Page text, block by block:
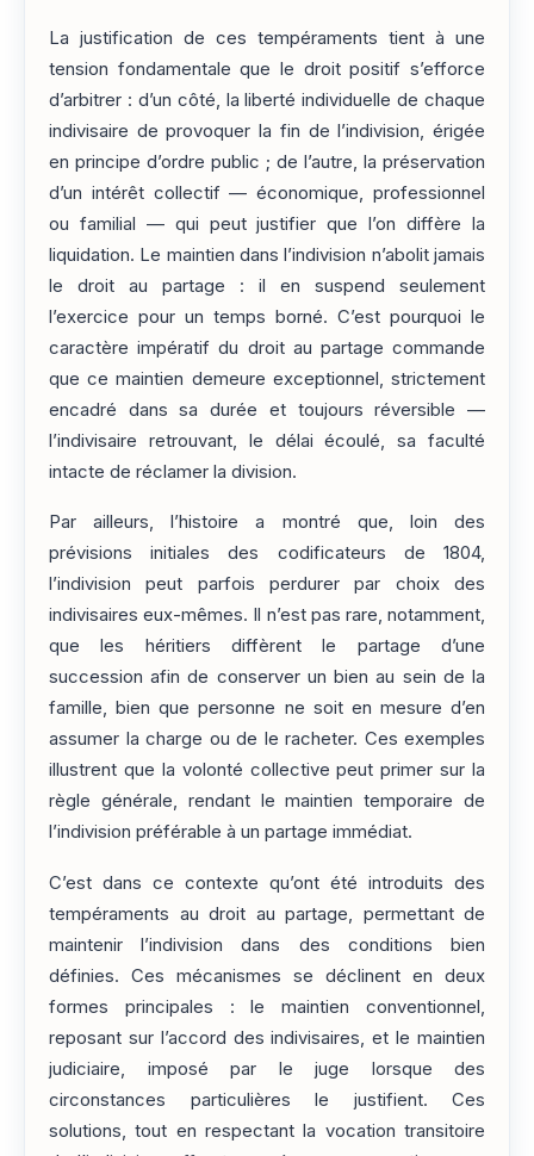
La justification de ces tempéraments tient à une
tension fondamentale que le droit positif s’efforce
d’arbitrer : d’un côté, la liberté individuelle de chaque
indivisaire de provoquer la fin de l’indivision, érigée
en principe d’ordre public ; de l’autre, la préservation
d’un intérêt collectif — économique, professionnel
ou familial — qui peut justifier que l’on diffère la
liquidation. Le maintien dans l’indivision n’abolit jamais
le droit au partage : il en suspend seulement
l’exercice pour un temps borné. C’est pourquoi le
caractère impératif du droit au partage commande
que ce maintien demeure exceptionnel, strictement
encadré dans sa durée et toujours réversible —
l’indivisaire retrouvant, le délai écoulé, sa faculté
intacte de réclamer la division.
Par ailleurs, l’histoire a montré que, loin des
prévisions initiales des codificateurs de 1804,
l’indivision peut parfois perdurer par choix des
indivisaires eux-mêmes. Il n’est pas rare, notamment,
que les héritiers diffèrent le partage d’une
succession afin de conserver un bien au sein de la
famille, bien que personne ne soit en mesure d’en
assumer la charge ou de le racheter. Ces exemples
illustrent que la volonté collective peut primer sur la
règle générale, rendant le maintien temporaire de
l’indivision préférable à un partage immédiat.
C’est dans ce contexte qu’ont été introduits des
tempéraments au droit au partage, permettant de
maintenir l’indivision dans des conditions bien
définies. Ces mécanismes se déclinent en deux
formes principales : le maintien conventionnel,
reposant sur l’accord des indivisaires, et le maintien
judiciaire, imposé par le juge lorsque des
circonstances particulières le justifient. Ces
solutions, tout en respectant la vocation transitoire